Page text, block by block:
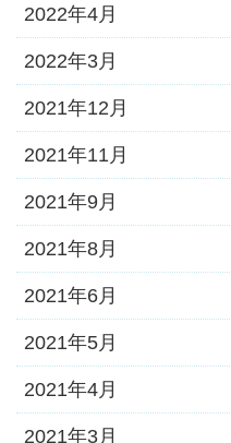
2022年4月
2022年3月
2021年12月
2021年11月
2021年9月
2021年8月
2021年6月
2021年5月
2021年4月
2021年3月